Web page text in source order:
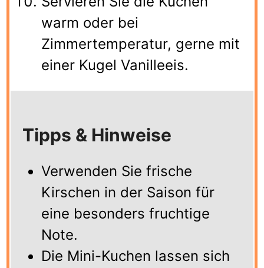
warm oder bei
Zimmertemperatur, gerne mit
einer Kugel Vanilleeis.
Tipps & Hinweise
Verwenden Sie frische
Kirschen in der Saison für
eine besonders fruchtige
Note.
Die Mini-Kuchen lassen sich